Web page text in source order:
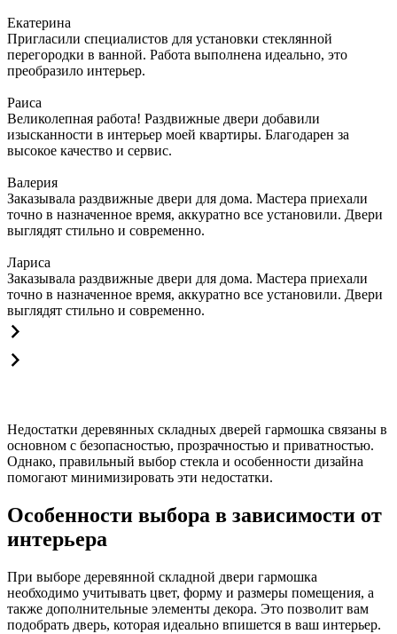
Екатерина
Пригласили специалистов для установки стеклянной
перегородки в ванной. Работа выполнена идеально, это
преобразило интерьер.
Раиса
Великолепная работа! Раздвижные двери добавили
изысканности в интерьер моей квартиры. Благодарен за
высокое качество и сервис.
Валерия
Заказывала раздвижные двери для дома. Мастера приехали
точно в назначенное время, аккуратно все установили. Двери
выглядят стильно и современно.
Лариса
Заказывала раздвижные двери для дома. Мастера приехали
точно в назначенное время, аккуратно все установили. Двери
выглядят стильно и современно.
Недостатки деревянных складных дверей гармошка связаны в
основном с безопасностью, прозрачностью и приватностью.
Однако, правильный выбор стекла и особенности дизайна
помогают минимизировать эти недостатки.
Особенности выбора в зависимости от
интерьера
При выборе деревянной складной двери гармошка
необходимо учитывать цвет, форму и размеры помещения, а
также дополнительные элементы декора. Это позволит вам
подобрать дверь, которая идеально впишется в ваш интерьер.